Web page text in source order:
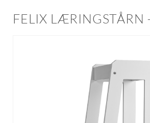
FELIX LÆRINGSTÅRN